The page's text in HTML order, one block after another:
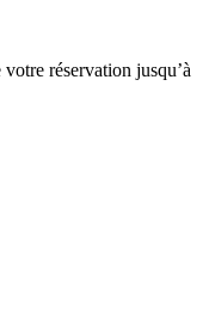
réservation jusqu’à